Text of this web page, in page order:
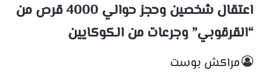
اعتقال شخصين وحجز حوالي 4000 قرص من
“القرقوبي” وجرعات من الكوكايين
مراكش بوست